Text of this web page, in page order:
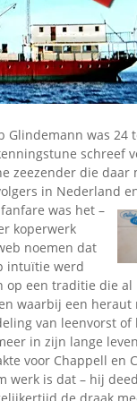
Glindemann was 24
schreef
zeezender die daar
in Nederland
was het –
koperwerk
noemen dat
intuïtie werd
op een traditie die al
waarbij een heraut
van leenvorst of
in zijn lange
voor Chappell en
is dat – hij